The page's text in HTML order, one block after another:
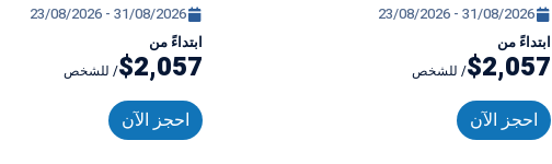
23/08/2026 - 31/08/2026
ابتداءً من
$2,057/ للشخص
احجز الآن
23/08/2026 - 31/08/2026
ابتداءً من
$2,057/ للشخص
احجز الآن